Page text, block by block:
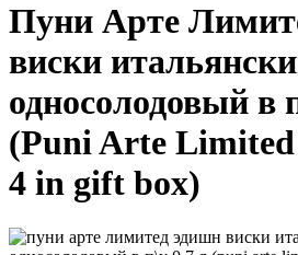
Пуни Арте
виски
односолодовый в
(Puni Arte
4 in gift box)